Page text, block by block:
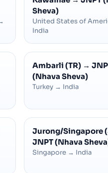
Sheva)
United States of
India
Ambarli (TR) →
(Nhava Sheva)
Turkey → India
Jurong/Singapore
JNPT (Nhava
Singapore → India